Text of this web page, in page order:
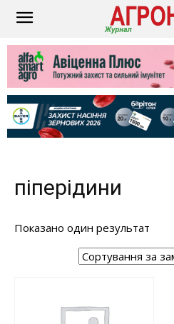
піперідини
Показано один результат